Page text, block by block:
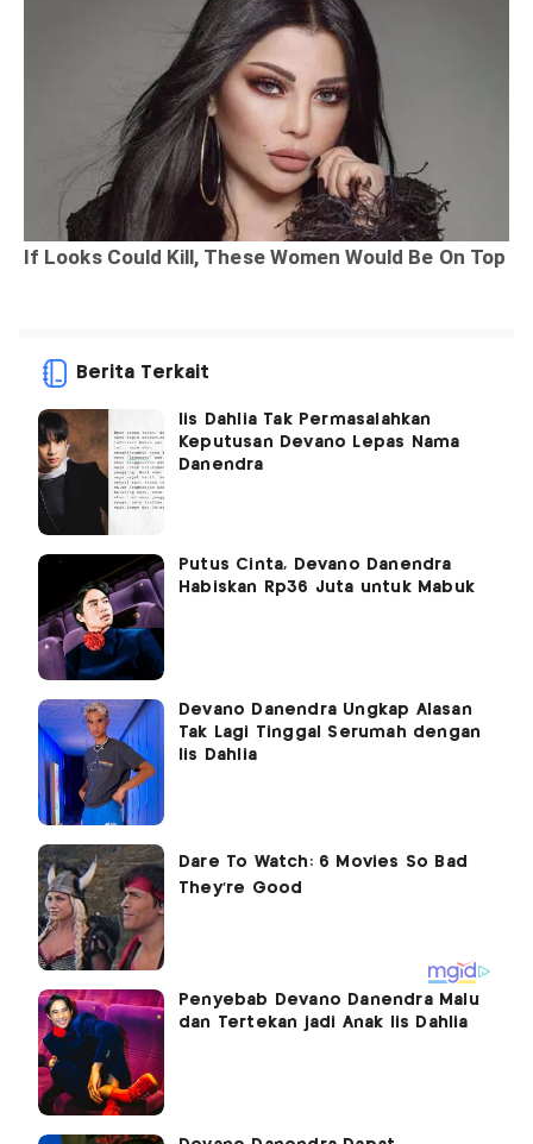
Berita Terkait
Iis Dahlia Tak Permasalahkan
Keputusan Devano Lepas Nama
Danendra
Putus Cinta, Devano Danendra
Habiskan Rp36 Juta untuk Mabuk
Devano Danendra Ungkap Alasan
Tak Lagi Tinggal Serumah dengan
Iis Dahlia
Penyebab Devano Danendra Malu
dan Tertekan jadi Anak Iis Dahlia